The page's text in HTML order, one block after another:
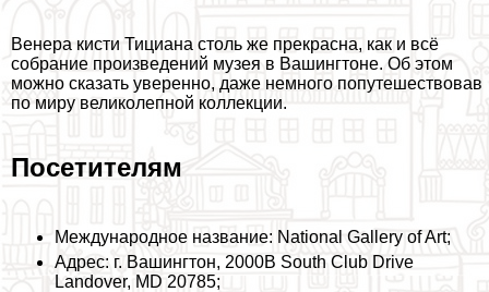
Венера кисти Тициана столь же прекрасна, как и всё
собрание произведений музея в Вашингтоне. Об этом
можно сказать уверенно, даже немного попутешествовав
по миру великолепной коллекции.
Посетителям
Международное название: National Gallery of Art;
Адрес: г. Вашингтон, 2000B South Club Drive
Landover, MD 20785;